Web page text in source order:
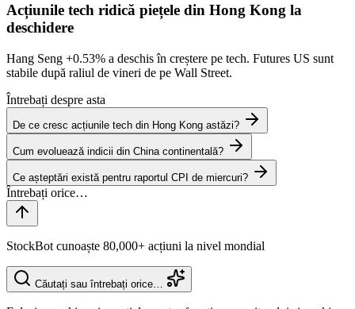
Acțiunile tech ridică piețele din Hong Kong la
deschidere
Hang Seng +0.53% a deschis în creștere pe tech. Futures US sunt
stabile după raliul de vineri de pe Wall Street.
Întrebați despre asta
De ce cresc acțiunile tech din Hong Kong astăzi?
Cum evoluează indicii din China continentală?
Ce așteptări există pentru raportul CPI de miercuri?
StockBot cunoaște 80,000+ acțiuni la nivel mondial
Căutați sau întrebați orice…